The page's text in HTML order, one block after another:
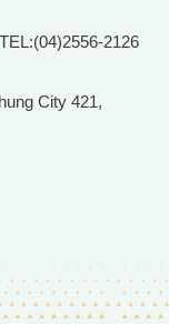
2126
City 421,